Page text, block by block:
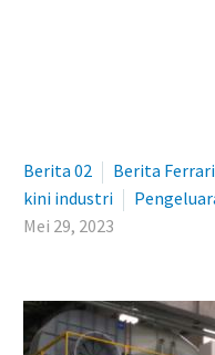
Berita 02 Berita Ferrari
kini industri
Mei 29, 2023